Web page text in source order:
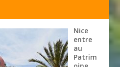
Nice
entre
au
Patrim